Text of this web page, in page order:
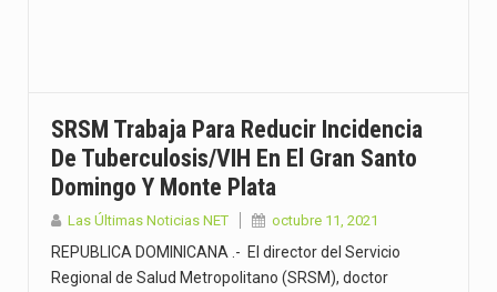
SRSM Trabaja Para Reducir Incidencia
De Tuberculosis/VIH En El Gran Santo
Domingo Y Monte Plata
Las Últimas Noticias NET octubre 11, 2021
REPUBLICA DOMINICANA .- El director del Servicio
Regional de Salud Metropolitano (SRSM), doctor